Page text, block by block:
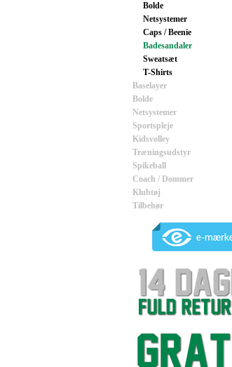
Bolde
Netsystemer
Caps / Beenie
Badesandaler
Sweatsæt
T-Shirts
Baselayer
Bolde
Netsystemer
Sportspleje
Kidsvolley
Træningsudstyr
Spikeball
Coach / Dommer
Klubtøj
Tilbehør